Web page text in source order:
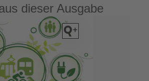
dieser Ausgabe